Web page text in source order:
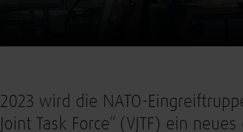
2023 wird die NATO-
Joint Task Force“ (VJTF) ein